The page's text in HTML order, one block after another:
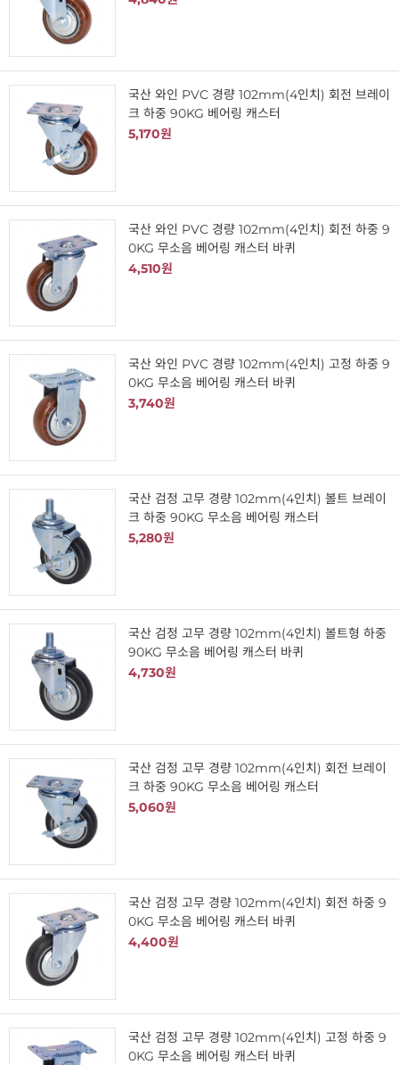
국산 와인 PVC 경량 102mm(4인치) 회전 브레이
크 하중 90KG 베어링 캐스터
5,170원
국산 와인 PVC 경량 102mm(4인치) 회전 하중 9
0KG 무소음 베어링 캐스터 바퀴
4,510원
국산 와인 PVC 경량 102mm(4인치) 고정 하중 9
0KG 무소음 베어링 캐스터 바퀴
3,740원
국산 검정 고무 경량 102mm(4인치) 볼트 브레이
크 하중 90KG 무소음 베어링 캐스터
5,280원
국산 검정 고무 경량 102mm(4인치) 볼트형 하중
90KG 무소음 베어링 캐스터 바퀴
4,730원
국산 검정 고무 경량 102mm(4인치) 회전 브레이
크 하중 90KG 무소음 베어링 캐스터
5,060원
국산 검정 고무 경량 102mm(4인치) 회전 하중 9
0KG 무소음 베어링 캐스터 바퀴
4,400원
국산 검정 고무 경량 102mm(4인치) 고정 하중 9
0KG 무소음 베어링 캐스터 바퀴